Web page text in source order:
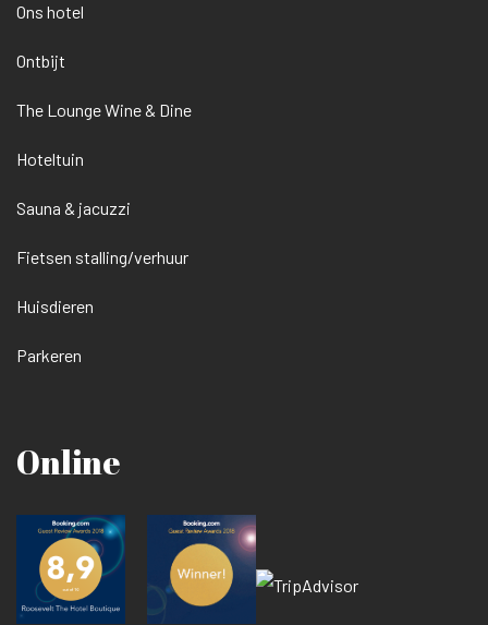
Ons hotel
Ontbijt
The Lounge Wine & Dine
Hoteltuin
Sauna & jacuzzi
Fietsen stalling/verhuur
Huisdieren
Parkeren
Online